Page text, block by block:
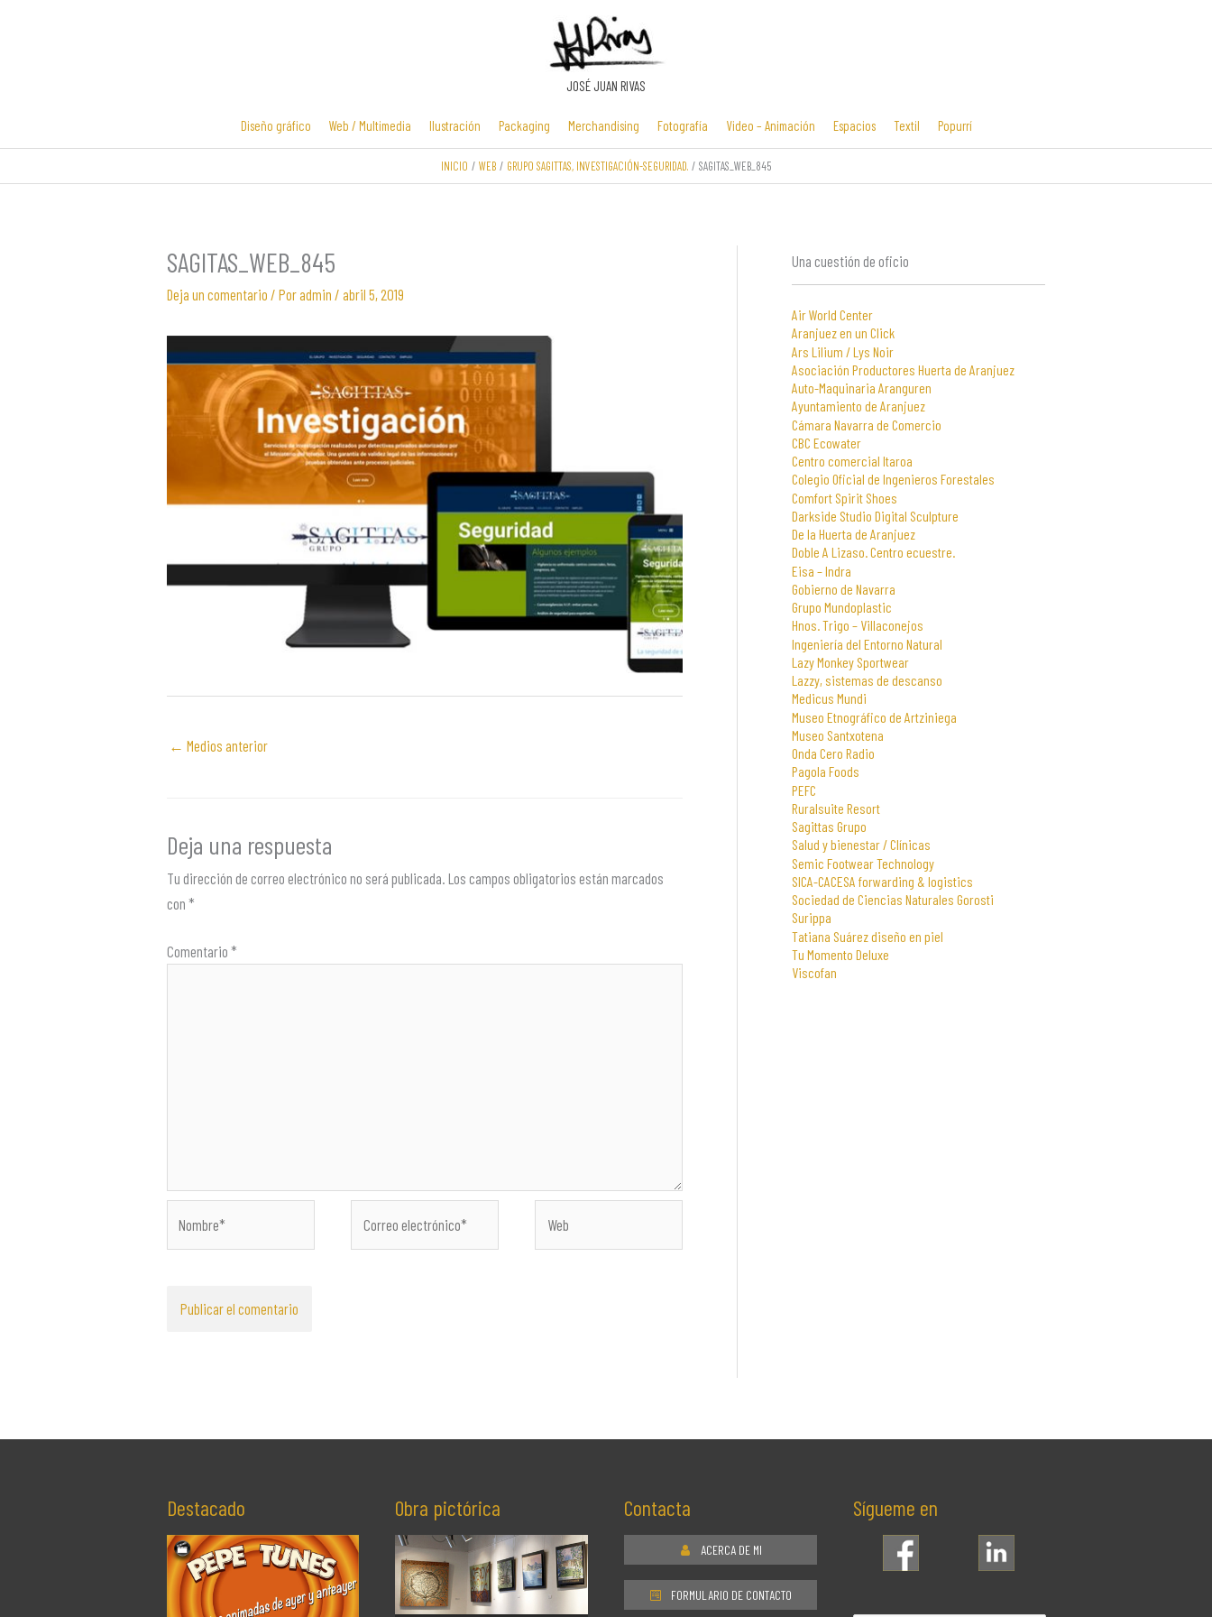
JOSÉ JUAN RIVAS
Diseño gráfico
Identidad
Web / Multimedia
Diseño y
Manuales y
Ilustración Packaging Merchandising Fotografía Video – Animación Espacios Textil Popurrí
INICIO WEB GRUPO SAGITTAS, INVESTIGACIÓN-SEGURIDAD. SAGITAS_WEB_845
SAGITAS_WEB_845
Deja un comentario / Poradmin / abril 5, 2019
← Medios anterior
Deja una respuesta
Tu dirección de correo electrónico no será publicada. Los campos obligatorios están marcados
con *
Comentario *
electrónico*
Una cuestión de oficio
Air World Center
Aranjuez en un Click
Ars Lilium / Lys Noir
Asociación Productores Huerta de Aranjuez
Auto-Maquinaria Aranguren
Ayuntamiento de Aranjuez
Cámara Navarra de Comercio
CBC Ecowater
Centro comercial Itaroa
Colegio Oficial de Ingenieros Forestales
Comfort Spirit Shoes
Darkside Studio Digital Sculpture
De la Huerta de Aranjuez
Doble A Lizaso. Centro ecuestre.
Eisa – Indra
Gobierno de Navarra
Grupo Mundoplastic
Hnos. Trigo – Villaconejos
Ingeniería del Entorno Natural
Lazy Monkey Sportwear
Lazzy, sistemas de descanso
Medicus Mundi
Museo Etnográfico de Artziniega
Museo Santxotena
Onda Cero Radio
Pagola Foods
PEFC
Ruralsuite Resort
Sagittas Grupo
Salud y bienestar / Clínicas
Semic Footwear Technology
SICA-CACESA forwarding & logistics
Sociedad de Ciencias Naturales Gorosti
Surippa
Tatiana Suárez diseño en piel
Tu Momento Deluxe
Viscofan
Destacado Obra pictórica Contacta
ACERCA DE MI
FORMULARIO DE CONTACTO
Sígueme en